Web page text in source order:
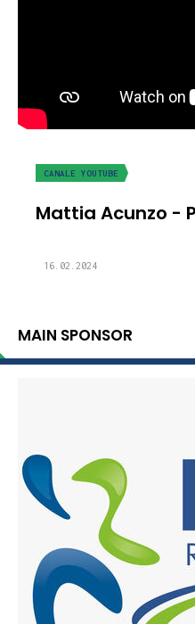
CANALE YOUTUBE
Mattia Acunzo -
16.02.2024
MAIN SPONSOR